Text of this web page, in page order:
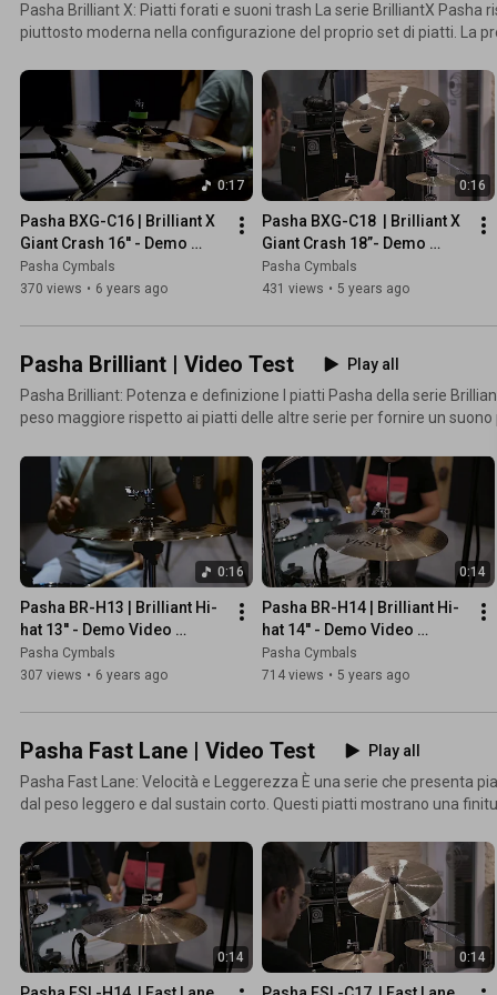
Pasha Brilliant X: Piatti forati e suoni trash La serie BrilliantX Pasha risponde ad una tendenza
piuttosto moderna nella configurazione del proprio set di piatti. La
principale, restituendo suoni scuri e grezzi, complessi e disarmonici,
davvero brevi. Una serie galattica che permette di esplorare sonorità di
la compongono sono: BrilliantX Giant Crash dal suono scuro, acido e fragoroso. La presenza di fori
sulla superficie influenza diversamente la diffusione delle onde
effettistico rispetto ad un tipico crash integro; sustain corto. BrilliantX Nova Crash dal suono
elettrico ed accattivante, volume contenuto, meno risonante e
tradizionale; sustain lungo. Per maggiori informazioni
0:17
Pasha BXG-C16 | Brilliant X
Giant Crash 16'' - Demo
Video Sample | Pasha
Cymbals
Pasha Cymbals
370 views • 6 years ago
0:16
Pasha BXG-C18  | Brilliant X
Giant Crash 18”- Demo
Video Sample | Pasha
Cymbals
Pasha Cymbals
431 views • 5 years ago
Pasha Brilliant | Video Test
Play all
Pasha Brilliant: Potenza e definizione I piatti Pasha della serie Brilliant vengono realizzati con un
peso maggiore rispetto ai piatti delle altre serie per fornire un suono
realizzata interamente a mano. Per maggiori informazioni
0:16
Pasha BR-H13 | Brilliant Hi-
hat 13'' - Demo Video
Sample | Pasha Cymbals
Pasha Cymbals
307 views • 6 years ago
0:14
Pasha BR-H14 | Brilliant Hi-
hat 14'' - Demo Video
Sample | Pasha Cymbals
Pasha Cymbals
714 views • 5 years ago
Pasha Fast Lane | Video Test
Play all
Pasha Fast Lane: Velocità e Leggerezza È una serie che presenta piatti dal suono caldo e pastoso,
dal peso leggero e dal sustain corto. Questi piatti mostrano una
accurato processo di martellatura e tornitura, i piatti della serie Fast
ricco, denso e gutturale con tonalità medio-alte. Una collezione di piatti per batteria perfetta per i
batteristi che amano sonorità adatte al Jazz, al Latin, al Funk ed alla Fusion. Per
informazioni www.pashacymbals.com
0:14 0:14